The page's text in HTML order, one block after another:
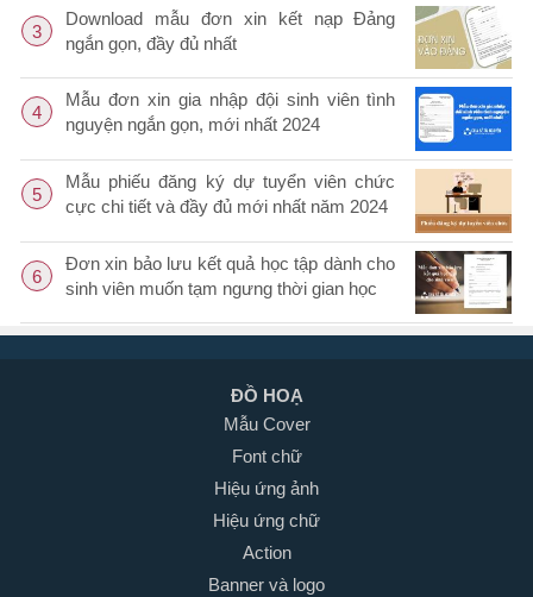
3
Download mẫu đơn xin kết nạp Đảng
ngắn gọn, đầy đủ nhất
4
Mẫu đơn xin gia nhập đội sinh viên tình
nguyện ngắn gọn, mới nhất 2024
5
Mẫu phiếu đăng ký dự tuyển viên chức
cực chi tiết và đầy đủ mới nhất năm 2024
6
Đơn xin bảo lưu kết quả học tập dành cho
sinh viên muốn tạm ngưng thời gian học
ĐỒ HOẠ
Mẫu Cover
Font chữ
Hiệu ứng ảnh
Hiệu ứng chữ
Action
Banner và logo